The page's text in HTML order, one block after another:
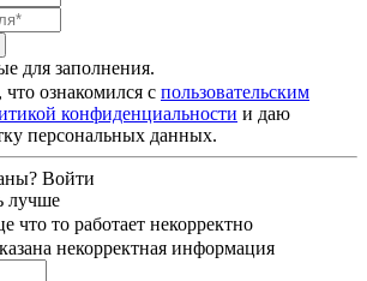
для заполнения.
ознакомился с пользовательским
конфиденциальности и даю
персональных данных.
Войти
лучше
что то работает некорректно
некорректная информация